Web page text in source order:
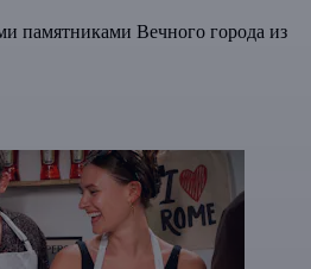
памятниками Вечного города из